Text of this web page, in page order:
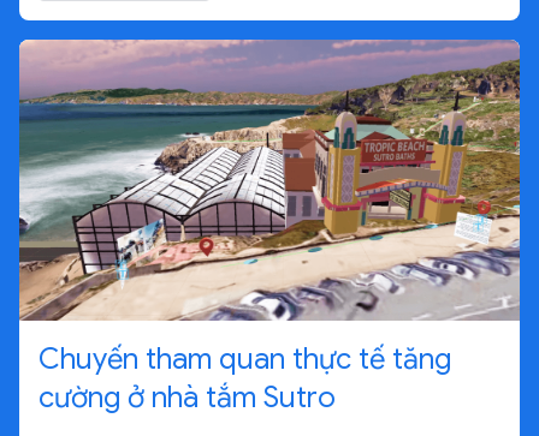
Chuyến tham quan thực tế tăng
cường ở nhà tắm Sutro